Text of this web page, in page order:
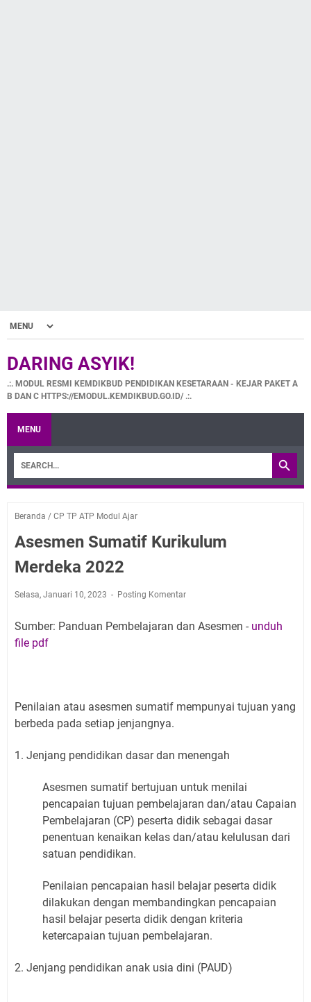
DARING ASYIK!
.:. MODUL RESMI KEMDIKBUD PENDIDIKAN KESETARAAN - KEJAR PAKET A
B DAN C HTTPS://EMODUL.KEMDIKBUD.GO.ID/ .:.
MENU
Beranda / CP TP ATP Modul Ajar
Asesmen Sumatif Kurikulum
Merdeka 2022
Selasa, Januari 10, 2023 Posting Komentar
Sumber: Panduan Pembelajaran dan Asesmen - unduh
file pdf
Penilaian atau asesmen sumatif mempunyai tujuan yang
berbeda pada setiap jenjangnya.
1. Jenjang pendidikan dasar dan menengah
Asesmen sumatif bertujuan untuk menilai
pencapaian tujuan pembelajaran dan/atau Capaian
Pembelajaran (CP) peserta didik sebagai dasar
penentuan kenaikan kelas dan/atau kelulusan dari
satuan pendidikan.
Penilaian pencapaian hasil belajar peserta didik
dilakukan dengan membandingkan pencapaian
hasil belajar peserta didik dengan kriteria
ketercapaian tujuan pembelajaran.
2. Jenjang pendidikan anak usia dini (PAUD)